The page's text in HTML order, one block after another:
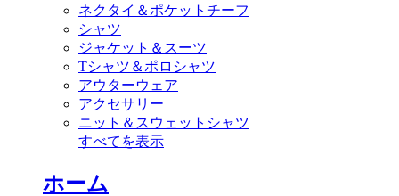
ネクタイ＆ポケットチーフ
シャツ
ジャケット＆スーツ
Tシャツ＆ポロシャツ
アウターウェア
アクセサリー
ニット＆スウェットシャツ
すべてを表示
ホーム